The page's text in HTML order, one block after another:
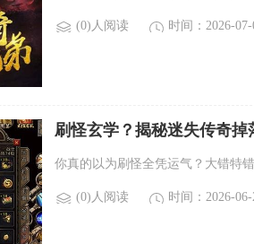
(0)人阅读 时间：2026-07-
刷怪玄学？揭秘迷失传奇掉
你真的以为刷怪全凭运气？大错特
(0)人阅读 时间：2026-06-